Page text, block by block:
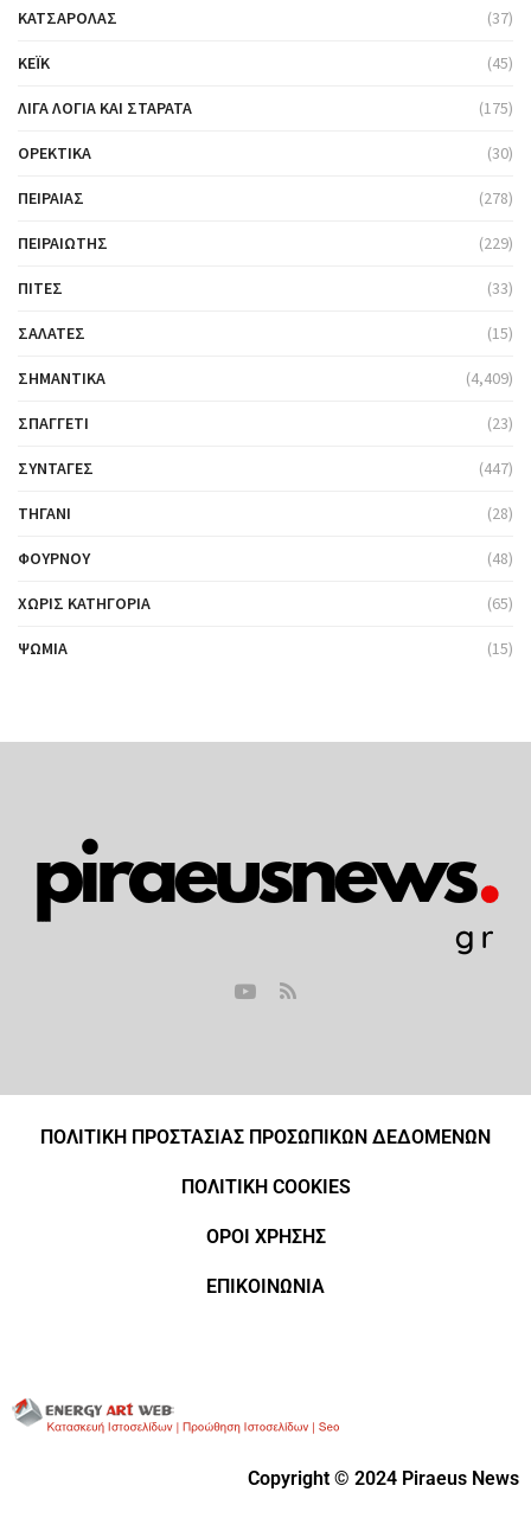
ΚΑΤΣΑΡΌΛΑΣ (37)
ΚΈΙΚ (45)
ΛΊΓΑ ΛΌΓΙΑ ΚΑΙ ΣΤΑΡΆΤΑ (175)
ΟΡΕΚΤΙΚΆ (30)
ΠΕΙΡΑΙΆΣ (278)
ΠΕΙΡΑΙΏΤΗΣ (229)
ΠΊΤΕΣ (33)
ΣΑΛΆΤΕΣ (15)
ΣΗΜΑΝΤΙΚΆ (4,409)
ΣΠΑΓΓΈΤΙ (23)
ΣΥΝΤΑΓΈΣ (447)
ΤΗΓΆΝΙ (28)
ΦΟΎΡΝΟΥ (48)
ΧΩΡΊΣ ΚΑΤΗΓΟΡΊΑ (65)
ΨΩΜΙΆ (15)
ΠΟΛΙΤΙΚΗ ΠΡΟΣΤΑΣΙΑΣ ΠΡΟΣΩΠΙΚΩΝ ΔΕΔΟΜΕΝΩΝ
ΠΟΛΙΤΙΚΗ COOKIES
ΟΡΟΙ ΧΡΗΣΗΣ
ΕΠΙΚΟΙΝΩΝΙΑ
Copyright © 2024 Piraeus News